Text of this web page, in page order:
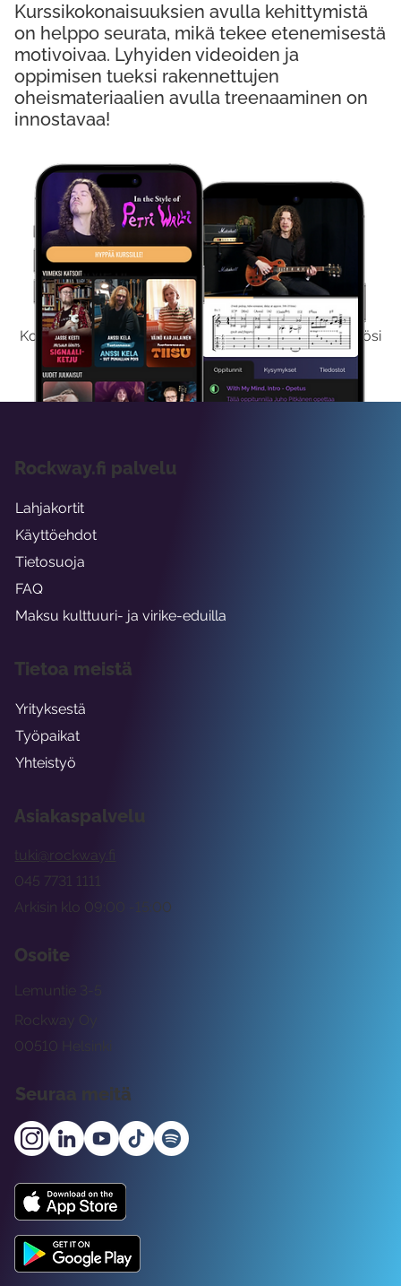
Kokeile Ilmaiseksi
Kokeilemalla ilmaiseksi saat koko sisältömme käyttöösi
viikon ajaksi.
Kurssikokonaisuuksien avulla kehittymistä
on helppo seurata, mikä tekee etenemisestä
motivoivaa. Lyhyiden videoiden ja
oppimisen tueksi rakennettujen
oheismateriaalien avulla treenaaminen on
innostavaa!
Asiakaspalvelu
tuki@rockway.fi
Arkisin klo 09:00 -15:00
045 7731 1111
Osoite
Rockway Oy
Lemuntie 3-5
00510 Helsinki
Seuraa meitä
Rockway.fi palvelu
Lahjakortit
Käyttöehdot
Tietosuoja
FAQ
Maksu kulttuuri- ja virike-eduilla
Tietoa meistä
Yrityksestä
Työpaikat
Yhteistyö